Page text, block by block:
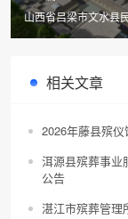
山西省吕梁市文水县
中心公开事项
相关文章
2026年藤县殡
洱源县殡葬事业
公告
湛江市殡葬管理